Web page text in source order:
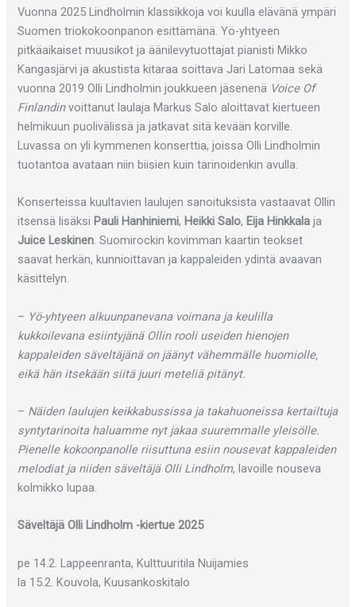
Vuonna 2025 Lindholmin klassikkoja voi kuulla elävänä ympäri
Suomen triokokoonpanon esittämänä. Yö-yhtyeen
pitkäaikaiset muusikot ja äänilevytuottajat pianisti Mikko
Kangasjärvi ja akustista kitaraa soittava Jari Latomaa sekä
vuonna 2019 Olli Lindholmin joukkueen jäsenenä Voice Of
Finlandinvoittanut laulaja Markus Salo aloittavat kiertueen
helmikuun puolivälissä ja jatkavat sitä kevään korville.
Luvassa on yli kymmenen konserttia, joissa Olli Lindholmin
tuotantoa avataan niin biisien kuin tarinoidenkin avulla.
Konserteissa kuultavien laulujen sanoituksista vastaavat Ollin
itsensä lisäksi Pauli Hanhiniemi, Heikki Salo, Eija Hinkkala ja
Juice Leskinen. Suomirockin kovimman kaartin teokset
saavat herkän, kunnioittavan ja kappaleiden ydintä avaavan
käsittelyn.
– Yö-yhtyeen alkuunpanevana voimana ja keulilla
kukkoilevana esiintyjänä Ollin rooli useiden hienojen
kappaleiden säveltäjänä on jäänyt vähemmälle huomiolle,
eikä hän itsekään siitä juuri meteliä pitänyt.
– Näiden laulujen keikkabussissa ja takahuoneissa kertailtuja
syntytarinoita haluamme nyt jakaa suuremmalle yleisölle.
Pienelle kokoonpanolle riisuttuna esiin nousevat kappaleiden
melodiat ja niiden säveltäjä Olli Lindholm, lavoille nouseva
kolmikko lupaa.
Säveltäjä Olli Lindholm -kiertue 2025
pe 14.2. Lappeenranta, Kulttuuritila Nuijamies
la 15.2. Kouvola, Kuusankoskitalo